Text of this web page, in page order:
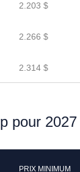
2.203 $
2.266 $
2.314 $
pour 2027
PRIX MINIMUM